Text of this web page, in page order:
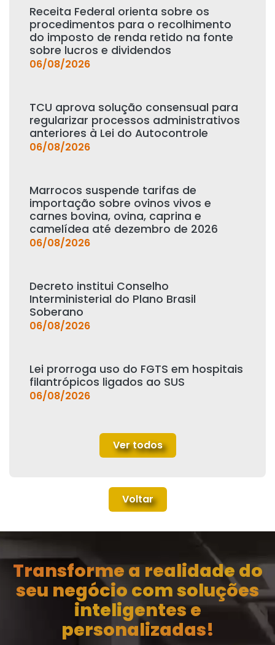
Receita Federal orienta sobre os
procedimentos para o recolhimento
do imposto de renda retido na fonte
sobre lucros e dividendos
06/08/2026
TCU aprova solução consensual para
regularizar processos administrativos
anteriores à Lei do Autocontrole
06/08/2026
Marrocos suspende tarifas de
importação sobre ovinos vivos e
carnes bovina, ovina, caprina e
camelídea até dezembro de 2026
06/08/2026
Decreto institui Conselho
Interministerial do Plano Brasil
Soberano
06/08/2026
Lei prorroga uso do FGTS em hospitais
filantrópicos ligados ao SUS
06/08/2026
Ver todos
Voltar
Transforme a realidade do
seu negócio com soluções
inteligentes e
personalizadas!